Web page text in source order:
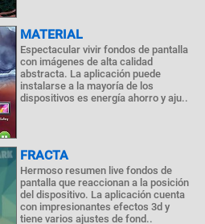
MATERIAL
Espectacular vivir fondos de pantalla
con imágenes de alta calidad
abstracta. La aplicación puede
instalarse a la mayoría de los
dispositivos es energía ahorro y aju..
FRACTA
Hermoso resumen live fondos de
pantalla que reaccionan a la posición
del dispositivo. La aplicación cuenta
con impresionantes efectos 3d y
tiene varios ajustes de fond..